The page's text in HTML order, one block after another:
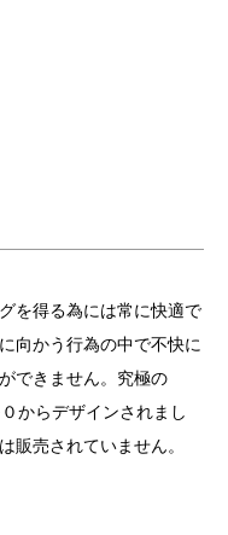
を得る為には常に快適で
向かう行為の中で不快に
できません。究極の
からデザインされまし
販売されていません。